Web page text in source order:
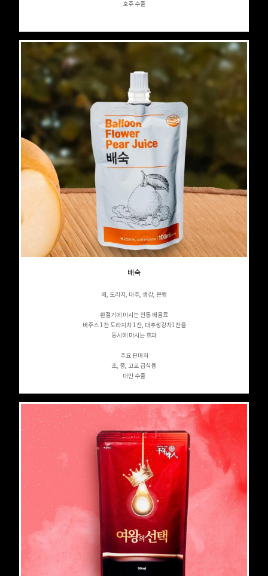
호주 수출
배숙
배, 도라지, 대추, 생강, 은행
환절기에 마시는 전통 배음료
배주스 1잔 도라지차 1잔, 대추생강차1잔을
동시에 마시는 효과
주요 판매처
초, 중, 고교 급식용
대만 수출